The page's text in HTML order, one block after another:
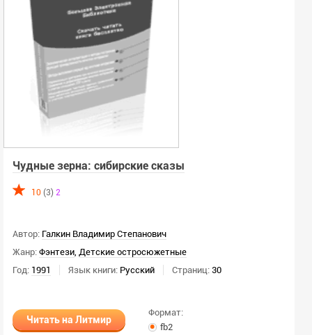
Чудные зерна: сибирские сказы
10 (3) 2
Автор: Галкин Владимир Степанович
Жанр: Фэнтези Детские остросюжетные
Год: 1991 Язык книги: Русский Страниц: 30
Читать на Литмир
Формат:
fb2